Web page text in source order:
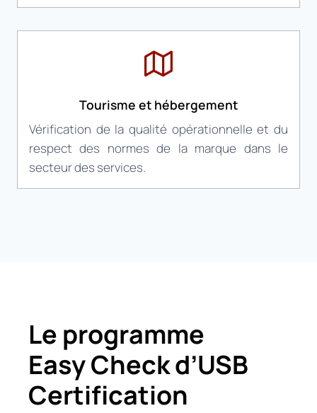
Tourisme et hébergement
Vérification de la qualité opérationnelle et du
respect des normes de la marque dans le
secteur des services.
Le programme
Easy Check d’USB
Certification